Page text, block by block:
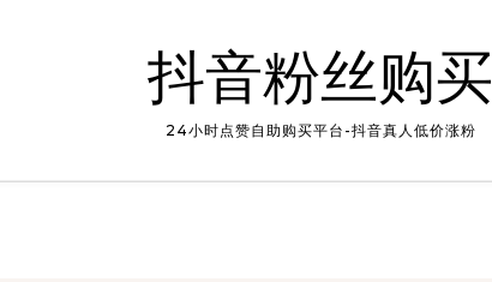
抖音粉丝购买
24小时点赞自助购买平台-抖音真人低价涨粉